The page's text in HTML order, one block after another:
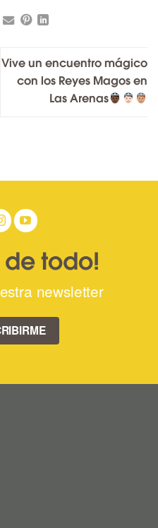
Vive un encuentro mágico
con los Reyes Magos en
Las Arenas
de todo!
newsletter